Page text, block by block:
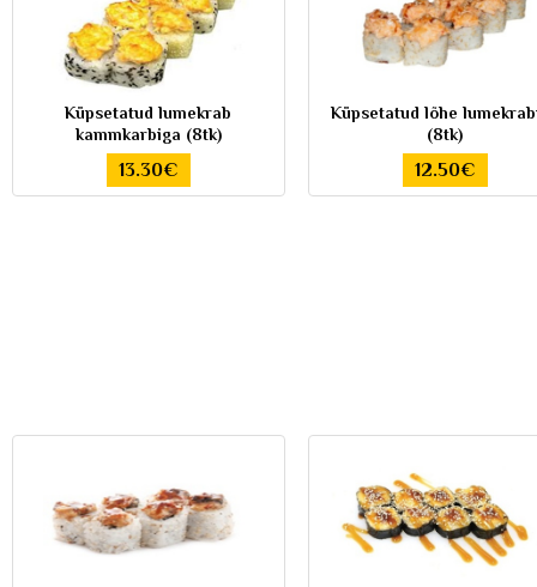
Küpsetatud lumekrab
kammkarbiga (8tk)
13.30€
Küpsetatud lõhe
(8tk)
12.50€